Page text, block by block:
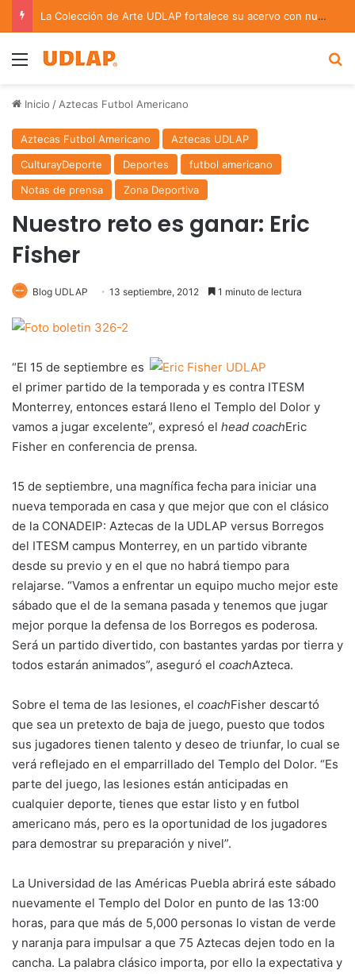
La Colección de Arte UDLAP fortalece su acervo con nuevas obras de artistas emergentes y consolidados
Menu
Inicio / Aztecas Futbol Americano
Aztecas Futbol Americano
Aztecas UDLAP
CulturayDeporte
Deportes
futbol americano
Notas de prensa
Zona Deportiva
Nuestro reto es ganar: Eric
Fisher
Blog UDLAP 13 septiembre, 2012 1 minuto de lectura
“El 15 de septiembre es
el primer partido de la temporada y es contra ITESM
Monterrey, entonces estará lleno el Templo del Dolor y
vamos a jugar excelente”, expresó el head coachEric
Fisher en conferencia de prensa.
15 de septiembre, una magnífica fecha para iniciar una
nueva temporada en casa y que mejor que con el clásico
de la CONADEIP: Aztecas de la UDLAP versus Borregos
del ITESM campus Monterrey, en un partido vibrante
desde su previo y en el que no habrá tiempo para
relajarse. “Vamos a enfrentar un equipo mucho mejor este
sábado que el de la semana pasada y tenemos que jugar
mejor porque la defensa de los Borregos es poderosa.
Será un partido divertido, con bastantes yardas por tierra y
todos estarán animados”, aseguró el coachAzteca.
Sobre el tema de las lesiones, el coachFisher descartó
que sea un pretexto de baja de juego, puesto que todos
sus jugadores tienen talento y deseo de triunfar, lo cual se
verá reflejado en el emparrillado del Templo del Dolor. “Es
parte del juego, las lesiones están anticipadas en
cualquier deporte, tienes que estar listo y en futbol
americano más, pero es la oportunidad de los jugadores
para demostrar su preparación y nivel”.
La Universidad de las Américas Puebla abrirá este sábado
nuevamente el Templo del Dolor en punto de las 13:00
horas, para que más de 5,000 personas lo vistan de verde
y naranja para impulsar a que 75 Aztecas dejen todo en la
cancha. La palabra clásico importa, por ello la expectativa y